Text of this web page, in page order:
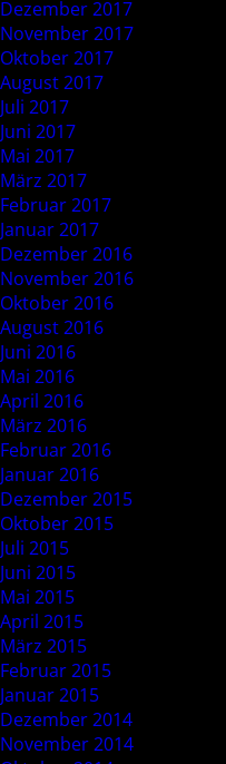
Dezember 2017
November 2017
Oktober 2017
August 2017
Juli 2017
Juni 2017
Mai 2017
März 2017
Februar 2017
Januar 2017
Dezember 2016
November 2016
Oktober 2016
August 2016
Juni 2016
Mai 2016
April 2016
März 2016
Februar 2016
Januar 2016
Dezember 2015
Oktober 2015
Juli 2015
Juni 2015
Mai 2015
April 2015
März 2015
Februar 2015
Januar 2015
Dezember 2014
November 2014